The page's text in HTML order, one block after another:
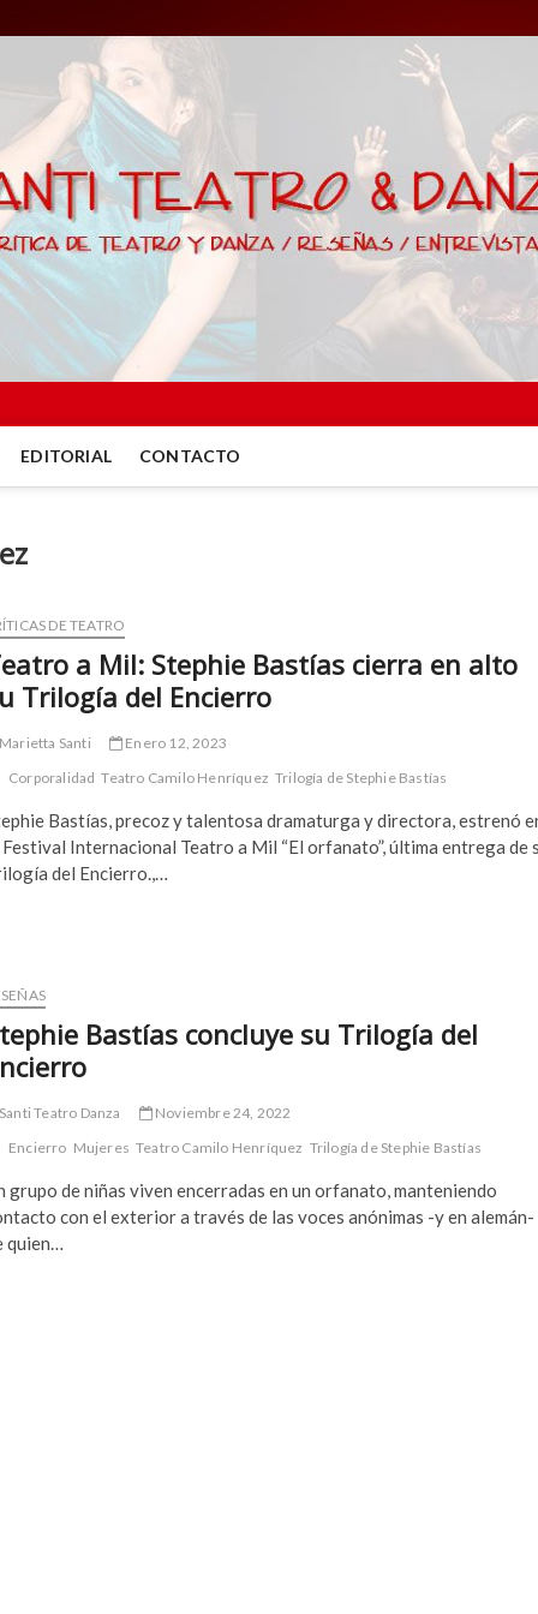
EDITORIAL CONTACTO
DE TEATRO
a Mil: Stephie Bastías cierra en alto
Trilogía del Encierro
Santi
Enero 12, 2023
Corporalidad Teatro Camilo Henríquez Trilogía de Stephie Bastías
Bastías, precoz y talentosa dramaturga y directora, estrenó
Internacional Teatro a Mil “El orfanato”, última entrega de
del Encierro.,…
Bastías concluye su Trilogía del
Teatro Danza
Noviembre 24, 2022
Encierro Mujeres Teatro Camilo Henríquez Trilogía de Stephie Bastías
grupo de niñas viven encerradas en un orfanato, manteniendo
con el exterior a través de las voces anónimas -y en alemán-
quien…